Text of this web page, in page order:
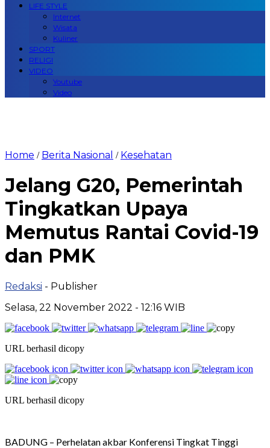
LIFE STYLE
Internet
Wisata
Kuliner
SPORT
RELIGI
VIDEO
Youtube
Video
Home / Berita Nasional / Kesehatan
Jelang G20, Pemerintah
Tingkatkan Upaya
Memutus Rantai Covid-19
dan PMK
Redaksi - Publisher
Selasa, 22 November 2022 - 12:16 WIB
URL berhasil dicopy
URL berhasil dicopy
BADUNG – Perhelatan akbar Konferensi Tingkat Tinggi